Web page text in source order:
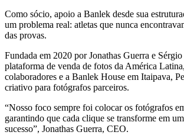
Como sócio, apoio a Banlek desde sua
um problema real: atletas que nunca
das provas.
Fundada em 2020 por Jonathas Guerra e
plataforma de venda de fotos da América
colaboradores e a Banlek House em Itaipava,
criativo para fotógrafos parceiros.
“Nosso foco sempre foi colocar os fotógrafos
garantindo que cada clique se transforme em
sucesso”, Jonathas Guerra, CEO.